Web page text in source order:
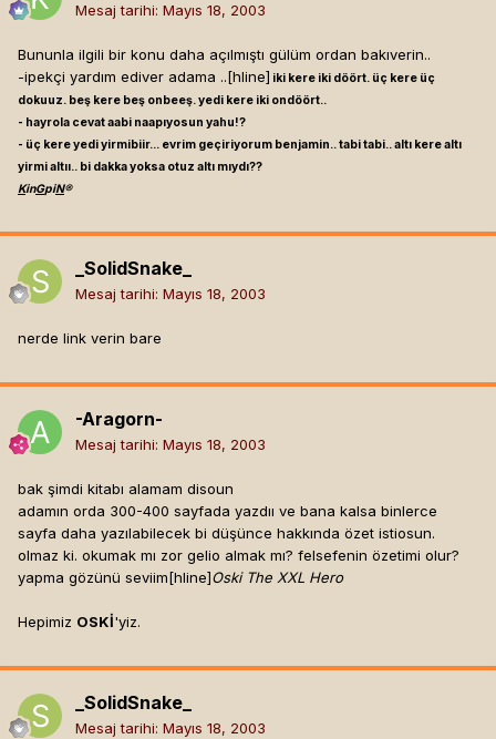
Mesaj tarihi: Mayıs 18, 2003
Bununla ilgili bir konu daha açılmıştı gülüm ordan bakıverin..
-ipekçi yardım ediver adama ..[hline] iki kere iki döört. üç kere üç
dokuuz. beş kere beş onbeeş. yedi kere iki ondöört..
- hayrola cevat aabi naapıyosun yahu!?
- üç kere yedi yirmibiir... evrim geçiriyorum benjamin.. tabi tabi.. altı kere altı
yirmi altıı.. bi dakka yoksa otuz altı mıydı??
KinGpiN®
_SolidSnake_
Mesaj tarihi: Mayıs 18, 2003
nerde link verin bare
-Aragorn-
Mesaj tarihi: Mayıs 18, 2003
bak şimdi kitabı alamam disoun
adamın orda 300-400 sayfada yazdıı ve bana kalsa binlerce
sayfa daha yazılabilecek bi düşünce hakkında özet istiosun.
olmaz ki. okumak mı zor gelio almak mı? felsefenin özetimi olur?
yapma gözünü seviim[hline]Oski The XXL Hero
Hepimiz OSKİ'yiz.
_SolidSnake_
Mesaj tarihi: Mayıs 18, 2003